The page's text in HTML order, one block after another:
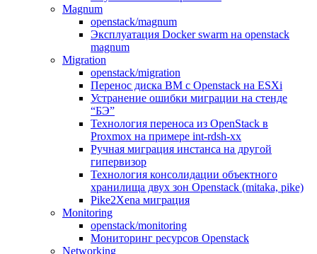
Magnum
openstack/magnum
Эксплуатация Docker swarm на openstack
magnum
Migration
openstack/migration
Перенос диска ВМ с Openstack на ESXi
Устранение ошибки миграции на стенде
“БЭ”
Технология переноса из OpenStack в
Proxmox на примере int-rdsh-xx
Ручная миграция инстанса на другой
гипервизор
Технология консолидации объектного
хранилища двух зон Openstack (mitaka, pike)
Pike2Xena миграция
Monitoring
openstack/monitoring
Мониторинг ресурсов Openstack
Networking